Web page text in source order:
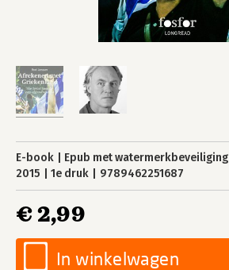
E-book Epub met watermerkbeveiliging
2015
1e druk 9789462251687
€ 2,99
In winkelwagen